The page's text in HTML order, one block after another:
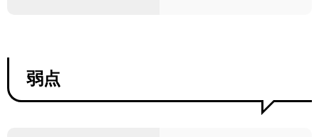
弱点